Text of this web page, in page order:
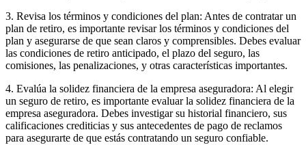
3. Revisa los términos y condiciones del plan: Antes de contratar un
plan de retiro, es importante revisar los términos y condiciones del
plan y asegurarse de que sean claros y comprensibles. Debes evaluar
las condiciones de retiro anticipado, el plazo del seguro, las
comisiones, las penalizaciones, y otras características importantes.
4. Evalúa la solidez financiera de la empresa aseguradora: Al elegir
un seguro de retiro, es importante evaluar la solidez financiera de la
empresa aseguradora. Debes investigar su historial financiero, sus
calificaciones crediticias y sus antecedentes de pago de reclamos
para asegurarte de que estás contratando un seguro confiable.